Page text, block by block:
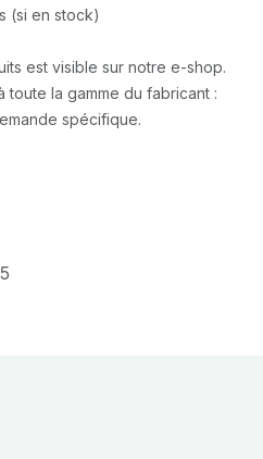
(si en stock)
est visible sur notre e-shop.
la gamme du fabricant :
spécifique.